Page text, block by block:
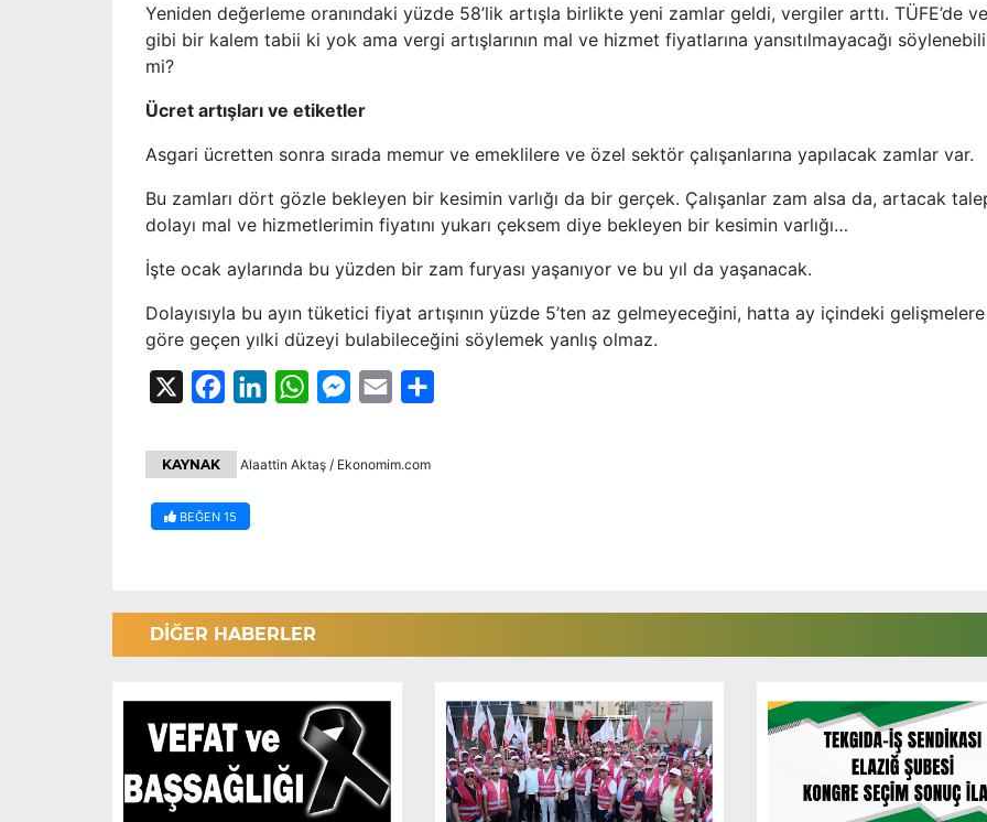
Yeniden değerleme oranındaki yüzde 58’lik artışla birlikte yeni zamlar geldi, vergiler arttı. TÜFE’de
gibi bir kalem tabii ki yok ama vergi artışlarının mal ve hizmet fiyatlarına yansıtılmayacağı
mi?
Ücret artışları ve etiketler
Asgari ücretten sonra sırada memur ve emeklilere ve özel sektör çalışanlarına yapılacak zamlar var.
Bu zamları dört gözle bekleyen bir kesimin varlığı da bir gerçek. Çalışanlar zam alsa da, artacak
dolayı mal ve hizmetlerimin fiyatını yukarı çeksem diye bekleyen bir kesimin varlığı…
İşte ocak aylarında bu yüzden bir zam furyası yaşanıyor ve bu yıl da yaşanacak.
Dolayısıyla bu ayın tüketici fiyat artışının yüzde 5’ten az gelmeyeceğini, hatta ay içindeki gelişmelere
göre geçen yılki düzeyi bulabileceğini söylemek yanlış olmaz.
FacebookLinkedInWhatsAppMessenger
Email
KAYNAK Alaattin Aktaş / Ekonomim.com
BEĞEN 15
DİĞER HABERLER